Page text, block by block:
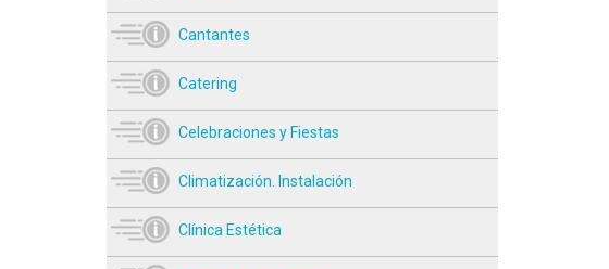
Cantantes
Catering
Celebraciones y Fiestas
Climatización. Instalación
Clínica Estética